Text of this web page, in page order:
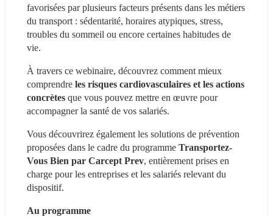
favorisées par plusieurs facteurs présents dans les métiers
du transport : sédentarité, horaires atypiques, stress,
troubles du sommeil ou encore certaines habitudes de
vie.
À travers ce webinaire, découvrez comment mieux
comprendre les risques cardiovasculaires et les actions
concrètes que vous pouvez mettre en œuvre pour
accompagner la santé de vos salariés.
Vous découvrirez également les solutions de prévention
proposées dans le cadre du programme Transportez-
Vous Bien par Carcept Prev, entièrement prises en
charge pour les entreprises et les salariés relevant du
dispositif.
Au programme